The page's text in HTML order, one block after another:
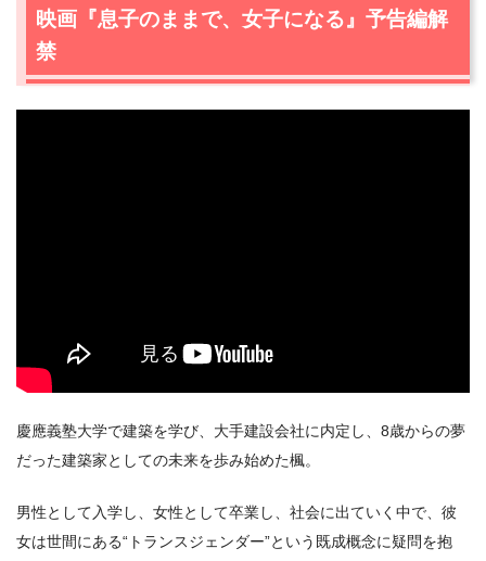
2.1はるな愛（動画コメント）
映画『息子のままで、女子になる』予告編解
禁
慶應義塾大学で建築を学び、大手建設会社に内定し、8歳からの夢
だった建築家としての未来を歩み始めた楓。
男性として入学し、女性として卒業し、社会に出ていく中で、彼
女は世間にある“トランスジェンダー”という既成概念に疑問を抱